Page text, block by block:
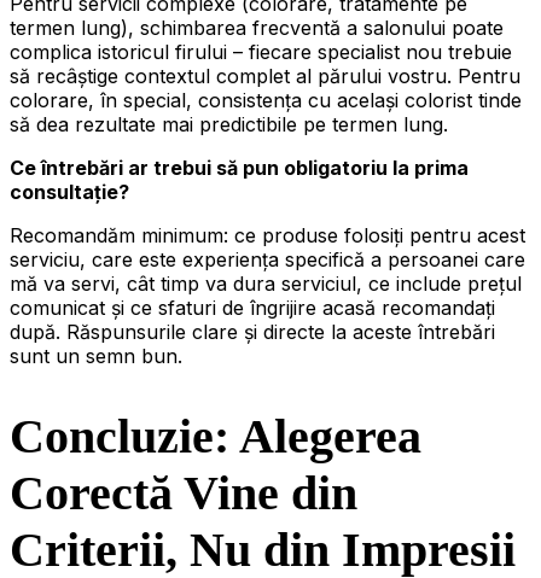
termen lung), schimbarea frecventă a salonului poate
complica istoricul firului – fiecare specialist nou trebuie
să recâștige contextul complet al părului vostru. Pentru
colorare, în special, consistența cu același colorist tinde
să dea rezultate mai predictibile pe termen lung.
Ce întrebări ar trebui să pun obligatoriu la prima
consultație?
Recomandăm minimum: ce produse folosiți pentru acest
serviciu, care este experiența specifică a persoanei care
mă va servi, cât timp va dura serviciul, ce include prețul
comunicat și ce sfaturi de îngrijire acasă recomandați
după. Răspunsurile clare și directe la aceste întrebări
sunt un semn bun.
Concluzie: Alegerea
Corectă Vine din
Criterii, Nu din Impresii